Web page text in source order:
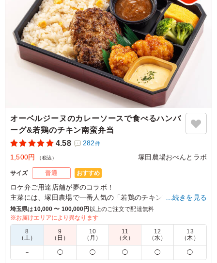
オーベルジーヌのカレーソースで食べるハンバ
ーグ&若鶏のチキン南蛮弁当
4.58
282件
1,500円 （税込） 塚田農場おべんとラボ
サイズ 普通 おすすめ
ロケ弁ご用達店舗が夢のコラボ！
主菜には、塚田農場で一番人気の「若鶏のチキン南蛮」と、九
州産黒毛和牛と宮崎県産のブランド豚「まるみ豚」を使用した
特製ハンバーグを贅沢に盛り合わせました。
オーベルジーヌの特製欧風カレーソースは甘さのあとにくるス
パイスの香りと深いコクが最大の特徴。
ご飯とはもちろん、主菜とも相性抜群！
タルタルソースと絡めて、お好みで味の変化もお楽しみいただ
…続きを見る
埼玉県は10,000 〜 100,000円 以上のご注文で配達無料
※お届けエリアにより異なります
8
（土）
9
（日）
10
（月）
11
（火）
12
（水）
13
（木）
－ ◯ ◯ ◯ ◯ ◯